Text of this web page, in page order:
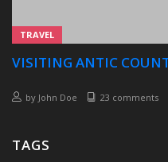
TRAVEL
VISITING ANTIC
by John Doe 23 comments
TAGS